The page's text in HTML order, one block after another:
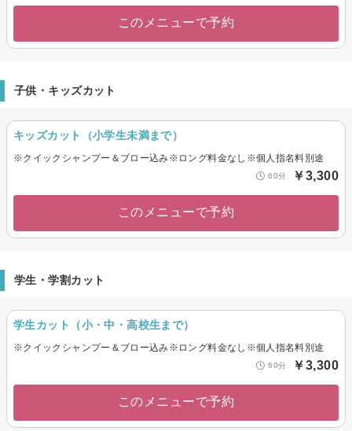
このメニューで予約
子供・キッズカット
キッズカット（小学生未満まで）
※クイックシャンプー＆ブロー込み※ロング料金なし※個人指名料別途
60分 ￥3,300
このメニューで予約
学生・学割カット
学生カット（小・中・高校生まで）
※クイックシャンプー＆ブロー込み※ロング料金なし※個人指名料別途
60分 ￥3,300
このメニューで予約